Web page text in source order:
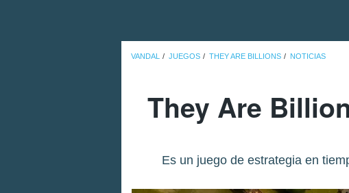
VANDAL JUEGOS THEY ARE BILLIONS NOTICIAS
They Are
Es un juego de estrategia en